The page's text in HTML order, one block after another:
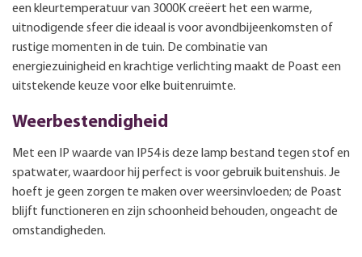
een kleurtemperatuur van 3000K creëert het een warme,
uitnodigende sfeer die ideaal is voor avondbijeenkomsten of
rustige momenten in de tuin. De combinatie van
energiezuinigheid en krachtige verlichting maakt de Poast een
uitstekende keuze voor elke buitenruimte.
Weerbestendigheid
Met een IP waarde van IP54 is deze lamp bestand tegen stof en
spatwater, waardoor hij perfect is voor gebruik buitenshuis. Je
hoeft je geen zorgen te maken over weersinvloeden; de Poast
blijft functioneren en zijn schoonheid behouden, ongeacht de
omstandigheden.